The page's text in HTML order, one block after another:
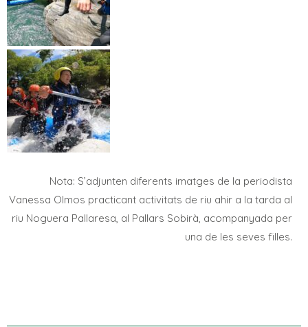
Nota: S’adjunten diferents imatges de la periodista
Vanessa Olmos practicant activitats de riu ahir a la tarda al
riu Noguera Pallaresa, al Pallars Sobirà, acompanyada per
una de les seves filles.